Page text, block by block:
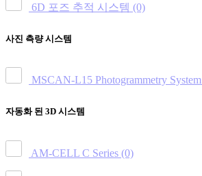
6D 포즈 추적 시스템 (0)
사진 측량 시스템
MSCAN-L15 Photogrammetry System
자동화 된 3D 시스템
AM-CELL C Series (0)